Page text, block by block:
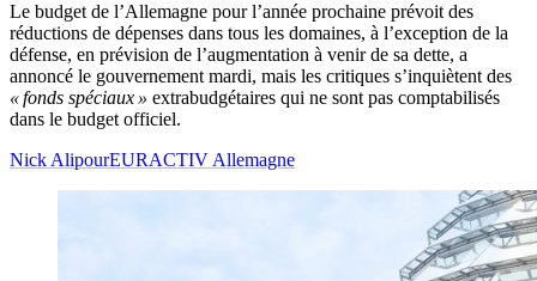
Le budget de l’Allemagne pour l’année prochaine prévoit des
réductions de dépenses dans tous les domaines, à l’exception de la
défense, en prévision de l’augmentation à venir de sa dette, a
annoncé le gouvernement mardi, mais les critiques s’inquiètent des
« fonds spéciaux » extrabudgétaires qui ne sont pas comptabilisés
dans le budget officiel.
Nick AlipourEURACTIV Allemagne